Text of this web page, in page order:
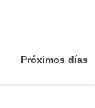
Próximos días